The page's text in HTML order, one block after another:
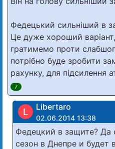
Федецький сильніший в
Це дуже хороший
гратимемо проти
потрібно буде зробити
рахунку, для підсилення
7
L Libertaro
02.06.2014 13:38
Федецкий в защите? Да
сезон в Днепре и будет